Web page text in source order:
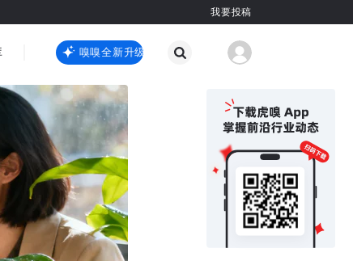
我要投稿
国际热点
虎嗅嗅全新升级 虎嗅嗅全新升级